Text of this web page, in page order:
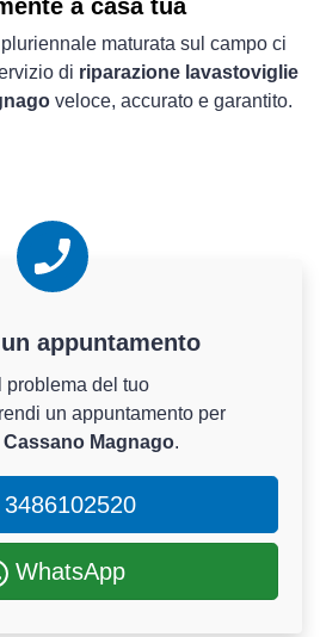
a casa tua
maturata sul campo ci
di riparazione lavastoviglie
veloce, accurato e garantito.
appuntamento
problema del tuo
un appuntamento per
Magnago.
3486102520
WhatsApp